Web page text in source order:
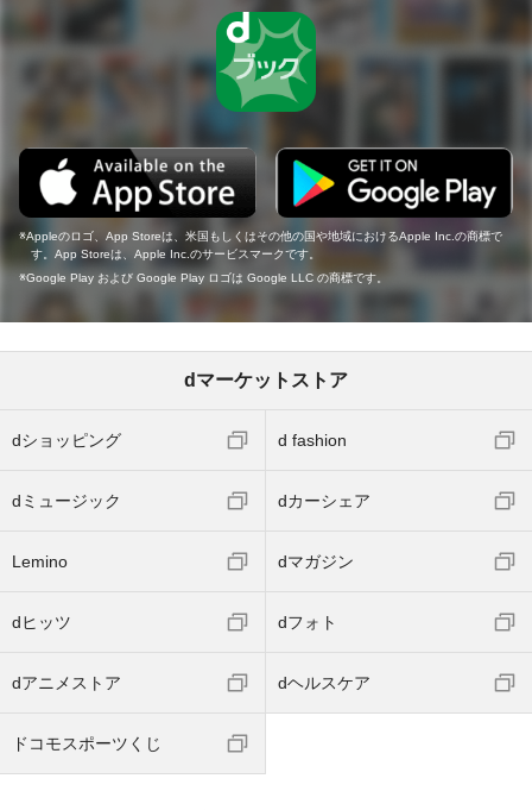
Appleのロゴ、App Storeは、米国もしくはその他の国や地域におけるApple Inc.の商標で
す。App Storeは、Apple Inc.のサービスマークです。
Google Play および Google Play ロゴは Google LLC の商標です。
dマーケットストア
dショッピング d fashion
dミュージック dカーシェア
Lemino dマガジン
dヒッツ dフォト
dアニメストア dヘルスケア
ドコモスポーツくじ